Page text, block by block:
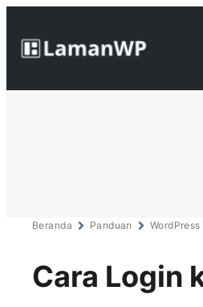
Beranda Panduan
Cara Login